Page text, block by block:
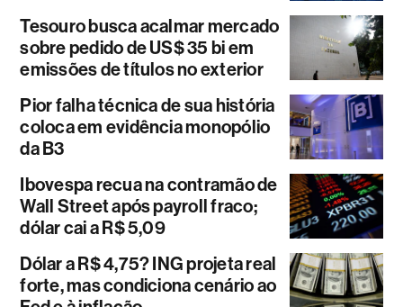
Tesouro busca acalmar mercado
sobre pedido de US$ 35 bi em
emissões de títulos no exterior
Pior falha técnica de sua história
coloca em evidência monopólio
da B3
Ibovespa recua na contramão de
Wall Street após payroll fraco;
dólar cai a R$ 5,09
Dólar a R$ 4,75? ING projeta real
forte, mas condiciona cenário ao